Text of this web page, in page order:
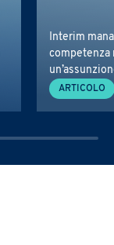
Interim
competenza
ARTICOLO